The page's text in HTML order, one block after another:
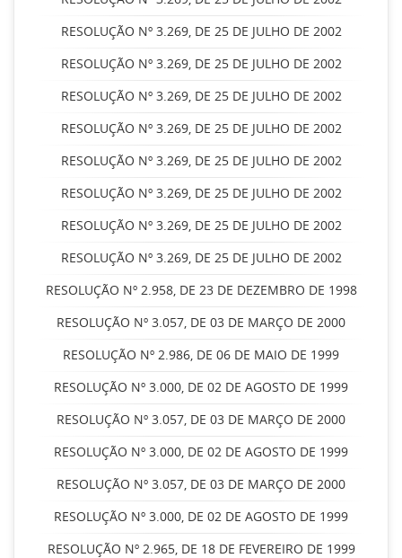
RESOLUÇÃO Nº 3.269, DE 25 DE JULHO DE 2002
RESOLUÇÃO Nº 3.269, DE 25 DE JULHO DE 2002
RESOLUÇÃO Nº 3.269, DE 25 DE JULHO DE 2002
RESOLUÇÃO Nº 3.269, DE 25 DE JULHO DE 2002
RESOLUÇÃO Nº 3.269, DE 25 DE JULHO DE 2002
RESOLUÇÃO Nº 3.269, DE 25 DE JULHO DE 2002
RESOLUÇÃO Nº 3.269, DE 25 DE JULHO DE 2002
RESOLUÇÃO Nº 3.269, DE 25 DE JULHO DE 2002
RESOLUÇÃO Nº 2.958, DE 23 DE DEZEMBRO DE 1998
RESOLUÇÃO Nº 3.057, DE 03 DE MARÇO DE 2000
RESOLUÇÃO Nº 2.986, DE 06 DE MAIO DE 1999
RESOLUÇÃO Nº 3.000, DE 02 DE AGOSTO DE 1999
RESOLUÇÃO Nº 3.057, DE 03 DE MARÇO DE 2000
RESOLUÇÃO Nº 3.000, DE 02 DE AGOSTO DE 1999
RESOLUÇÃO Nº 3.057, DE 03 DE MARÇO DE 2000
RESOLUÇÃO Nº 3.000, DE 02 DE AGOSTO DE 1999
RESOLUÇÃO Nº 2.965, DE 18 DE FEVEREIRO DE 1999